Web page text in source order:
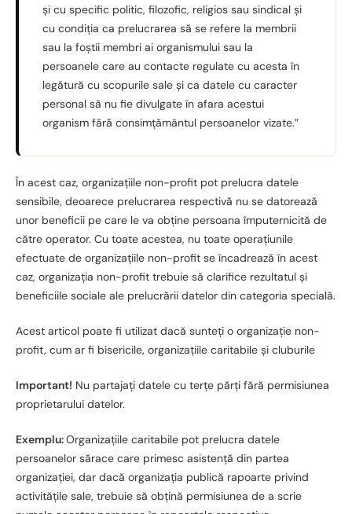
și cu specific politic, filozofic, religios sau sindical și
cu condiția ca prelucrarea să se refere la membrii
sau la foștii membri ai organismului sau la
persoanele care au contacte regulate cu acesta în
legătură cu scopurile sale și ca datele cu caracter
personal să nu fie divulgate în afara acestui
organism fără consimțământul persoanelor vizate.”
În acest caz, organizațiile non-profit pot prelucra datele
sensibile, deoarece prelucrarea respectivă nu se datorează
unor beneficii pe care le va obține persoana împuternicită de
către operator. Cu toate acestea, nu toate operațiunile
efectuate de organizațiile non-profit se încadrează în acest
caz, organizația non-profit trebuie să clarifice rezultatul și
beneficiile sociale ale prelucrării datelor din categoria specială.
Acest articol poate fi utilizat dacă sunteți o organizație non-
profit, cum ar fi bisericile, organizațiile caritabile și cluburile
Important! Nu partajați datele cu terțe părți fără permisiunea
proprietarului datelor.
Exemplu:Organizațiile caritabile pot prelucra datele
persoanelor sărace care primesc asistență din partea
organizației, dar dacă organizația publică rapoarte privind
activitățile sale, trebuie să obțină permisiunea de a scrie